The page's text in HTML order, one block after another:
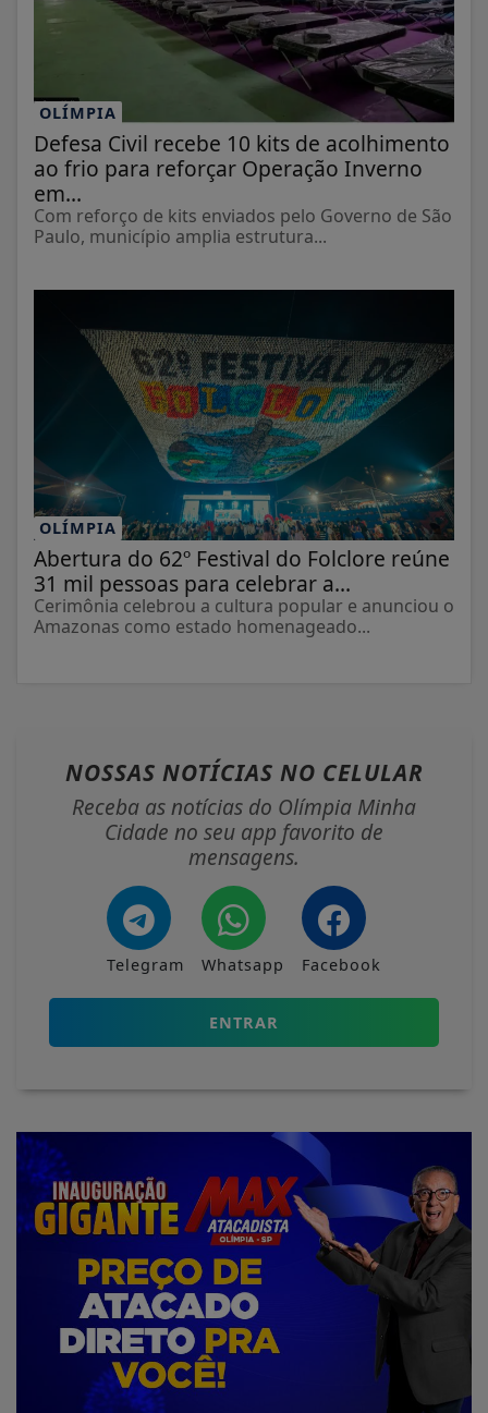
OLÍMPIA
Defesa Civil recebe 10 kits de acolhimento
ao frio para reforçar Operação Inverno
em...
Com reforço de kits enviados pelo Governo de São
Paulo, município amplia estrutura...
OLÍMPIA
Abertura do 62º Festival do Folclore reúne
31 mil pessoas para celebrar a...
Cerimônia celebrou a cultura popular e anunciou o
Amazonas como estado homenageado...
NOSSAS NOTÍCIAS NO CELULAR
Receba as notícias do Olímpia Minha
Cidade no seu app favorito de
mensagens.
Telegram Whatsapp Facebook
ENTRAR